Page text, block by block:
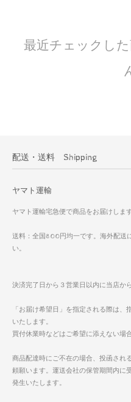
最近チェックし
配送・送料 Shipping
ヤマト運輸
ヤマト運輸宅急便で商品をお届けします
送料：全国800円均一です。海外配送
い。
決済完了日から３営業日以内に当店か
「お届け希望日」を指定される際は
いたします。
買付休業時などはご希望に添えない場
商品配達時にご不在の場合、投函され
頼願います。運送会社の保管期間内に
発生いたします。